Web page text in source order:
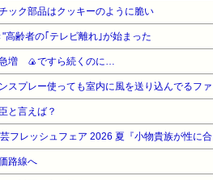
ック部品はクッキーのように脆い
高齢者の｢テレビ離れ｣が始まった
急増 🍙ですら続くのに…
スプレー使っても室内に風を送り込んでるファ
と言えば？
フレッシュフェア 2026 夏『小物貴族が性に
路線へ